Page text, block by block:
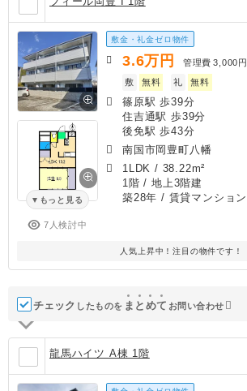
もっと見る
7人検討中
敷金・礼金ゼロ物件
3.6万円 管理費 3,000円
敷
無料 礼 無料
篠原駅 歩39分
住吉通駅 歩39分
後免駅 歩43分
南国市岡豊町八幡
1LDK / 38.22m²
1階 / 地上3階建
築28年 / 賃貸マンション
人気上昇中！注目の物件です！
チェック したものを ま と めて お問い合わせ
龍馬ハイツ A棟 1階